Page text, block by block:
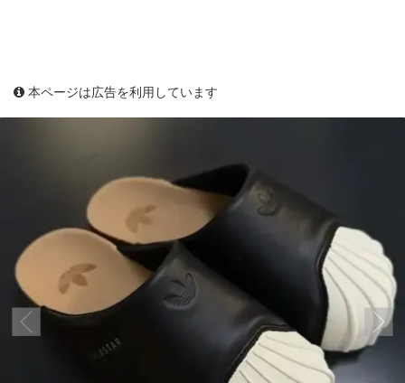
本ページは広告を利用しています